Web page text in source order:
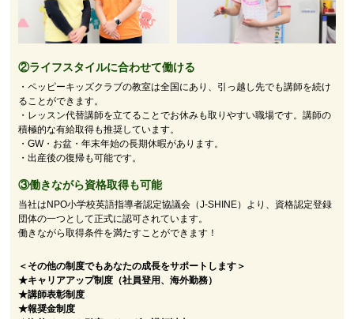
②ライフスタイルに合わせて働ける
・ペッピーキッズクラブの教室は全国にあり、引っ越し先でも講師を続け
ることができます。
・レッスン代替講師を立てることでお休みも取りやすい職場です。講師の
積極的な有給取得も推奨しています。
・GW・お盆・年末年始の長期休暇があります。
・出産後の復帰も可能です。
③働きながら資格取得も可能
当社はNPO小学校英語指導者認定協議会（J-SHINE）より、資格認定登録
団体の一つとして正式に認可されています。
働きながら取得条件を満たすことができます！
＜その他の制度でもあなたの成長をサポートします＞
★キャリアアップ制度（社員登用、海外勤務）
★講師表彰制度
★報奨金制度